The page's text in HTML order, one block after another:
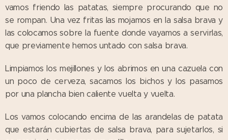
vamos friendo las patatas, siempre procurando que no
se rompan. Una vez fritas las mojamos en la salsa brava y
las colocamos sobre la fuente donde vayamos a servirlas,
que previamente hemos untado con salsa brava.
Limpiamos los mejillones y los abrimos en una cazuela con
un poco de cerveza, sacamos los bichos y los pasamos
por una plancha bien caliente vuelta y vuelta.
Los vamos colocando encima de las arandelas de patata
que estarán cubiertas de salsa brava, para sujetarlos, si